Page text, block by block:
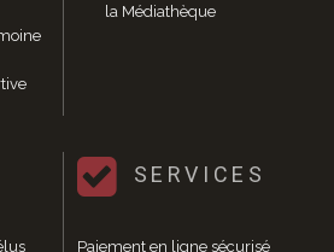
2011
2010
2009
2008
la Médiathèque
SERVICES
Paiement en ligne sécurisé